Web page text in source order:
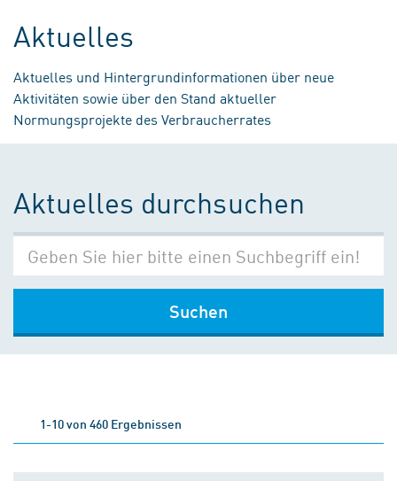
Aktuelles
Aktuelles und Hintergrundinformationen über neue
Aktivitäten sowie über den Stand aktueller
Normungsprojekte des Verbraucherrates
Aktuelles durchsuchen
Suchen
1-10 von 460 Ergebnissen